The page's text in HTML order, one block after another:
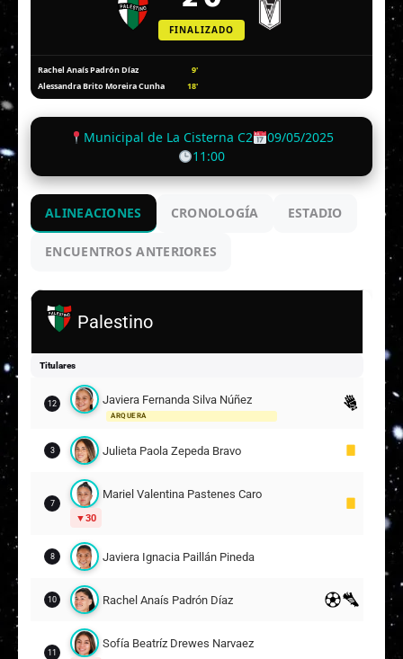
FINALIZADO
Rachel Anaís Padrón Díaz
9'
Alessandra Brito Moreira Cunha
18'
Municipal de La Cisterna C2
09/05/2025
11:00
ALINEACIONES CRONOLOGÍA ESTADIO
ENCUENTROS ANTERIORES
Palestino
Titulares
12 Javiera Fernanda Silva Núñez
ARQUERA
3 Julieta Paola Zepeda Bravo
7
Mariel Valentina Pastenes Caro
30
8 Javiera Ignacia Paillán Pineda
10 Rachel Anaís Padrón Díaz
11
Sofía Beatríz Drewes Narvaez